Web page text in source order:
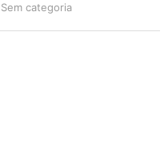
Sem categoria